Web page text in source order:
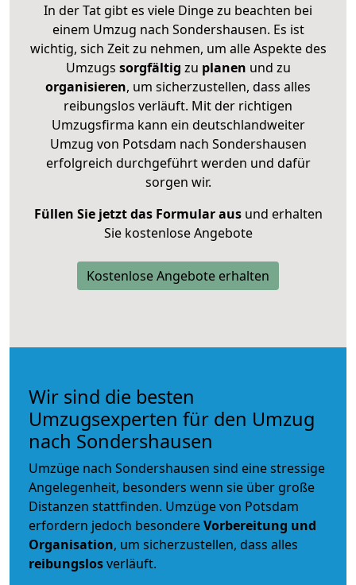
In der Tat gibt es viele Dinge zu beachten bei
einem Umzug nach Sondershausen. Es ist
wichtig, sich Zeit zu nehmen, um alle Aspekte des
Umzugs sorgfältig zu planen und zu
organisieren, um sicherzustellen, dass alles
reibungslos verläuft. Mit der richtigen
Umzugsfirma kann ein deutschlandweiter
Umzug von Potsdam nach Sondershausen
erfolgreich durchgeführt werden und dafür
sorgen wir.
Füllen Sie jetzt das Formular ausund erhalten
Sie kostenlose Angebote
Kostenlose Angebote erhalten
Wir sind die besten
Umzugsexperten für den Umzug
nach Sondershausen
Umzüge nach Sondershausen sind eine stressige
Angelegenheit, besonders wenn sie über große
Distanzen stattfinden. Umzüge von Potsdam
erfordern jedoch besondereVorbereitung und
Organisation, um sicherzustellen, dass alles
reibungslosverläuft.